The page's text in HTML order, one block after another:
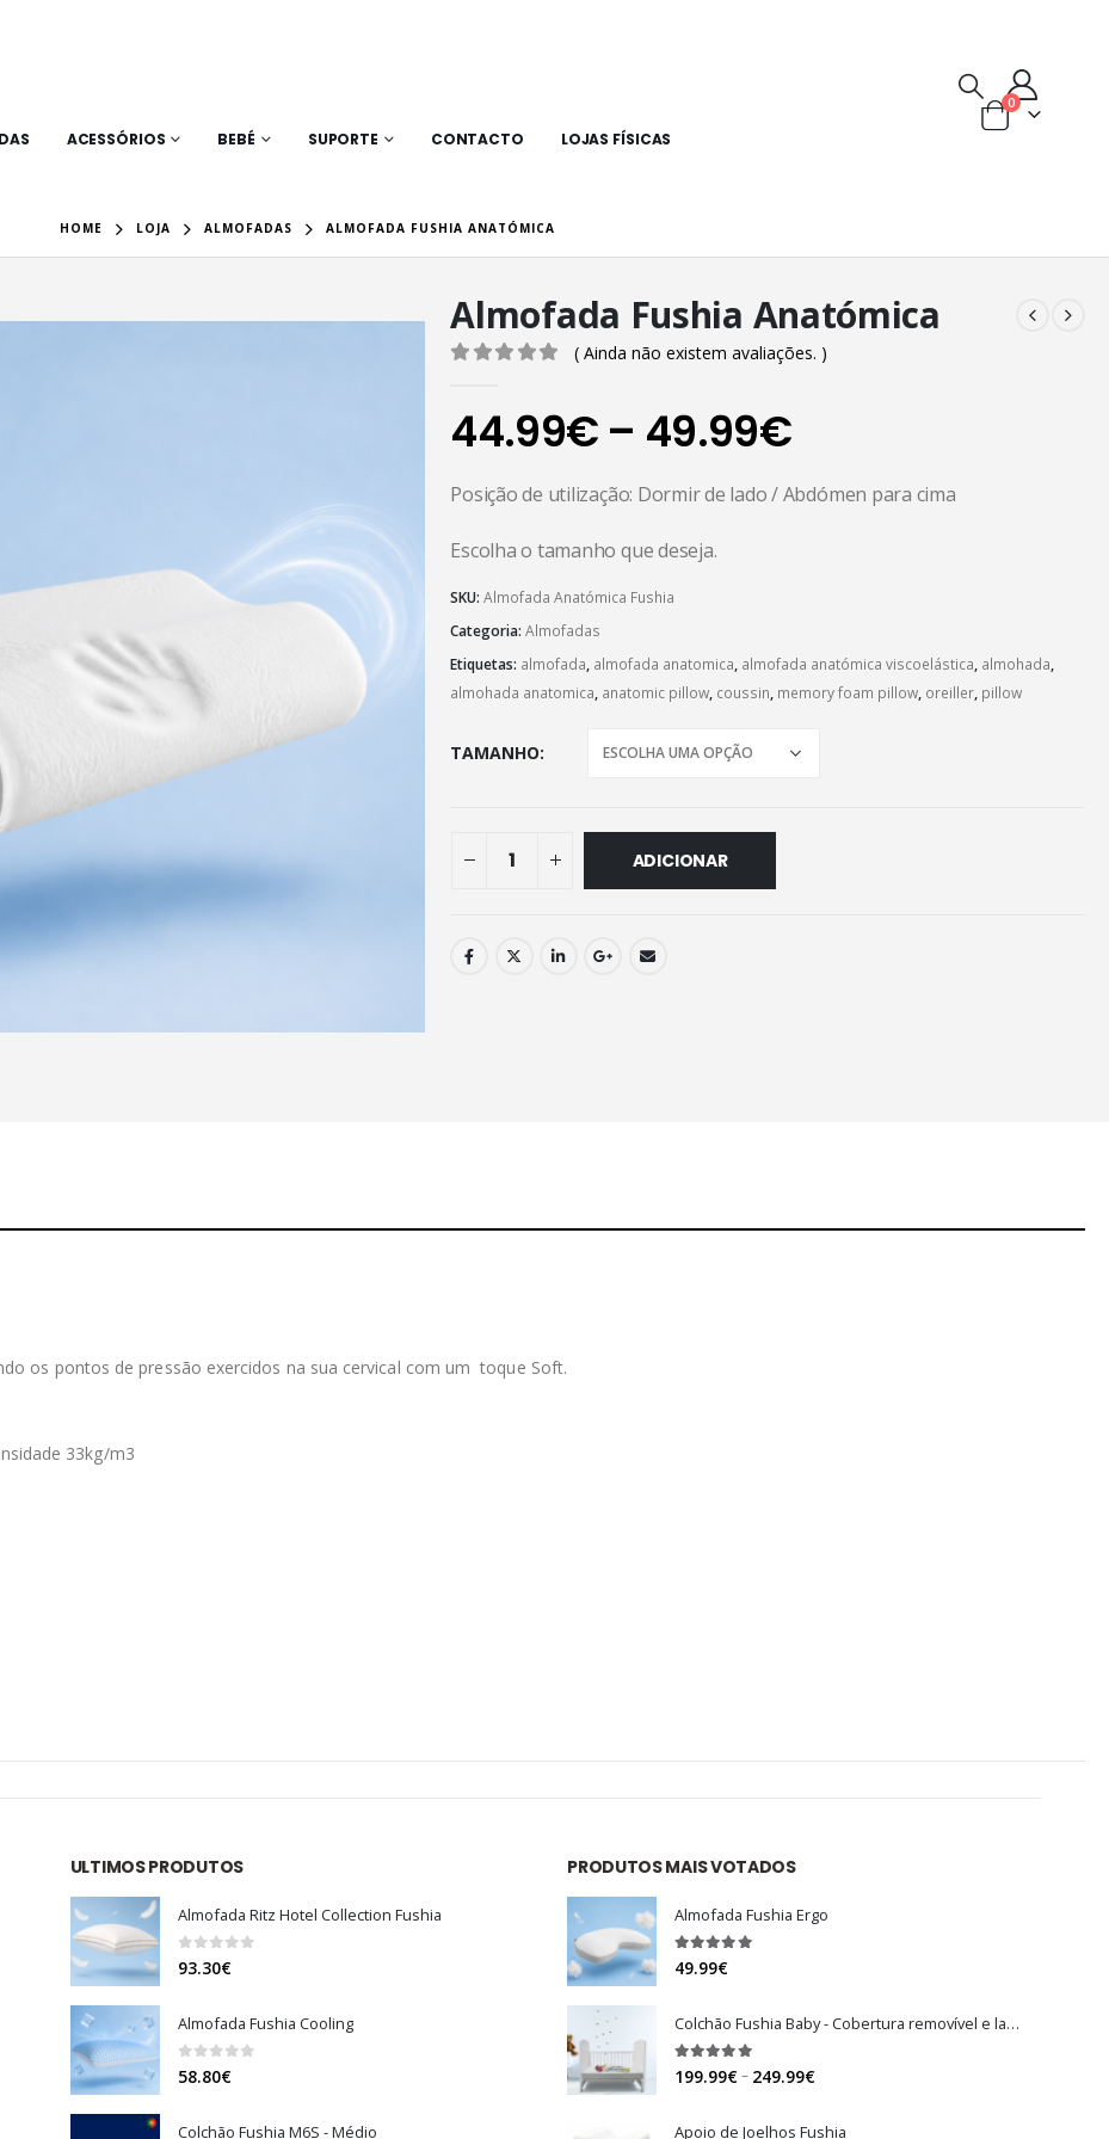
ACESSÓRIOS BEBÉ SUPORTE CONTACTO LOJAS FÍSICAS
0
HOME LOJA ALMOFADAS ALMOFADA FUSHIA ANATÓMICA
Almofada Fushia Anatómica
( Ainda não existem avaliações. )
44.99€ – 49.99€Price
range:
44.99€
Posição de utilização: Dormir de lado / Abdómen para cima
Escolha o tamanho que deseja.
SKU:Almofada Anatómica Fushia
Categoria:Almofadas
Etiquetas: almofada, almofada anatomica, almofada anatómica viscoelástica, almohada,
almohada anatomica, anatomic pillow, coussin, memory foam pillow, oreiller, pillow
TAMANHO
ADICIONAR
os pontos de pressão exercidos na sua cervical com um toque Soft.
33kg/m3
ULTIMOS PRODUTOS
Almofada Ritz Hotel Collection Fushia
0out of 5
93.30€
Almofada Fushia Cooling
0out of 5
58.80€
Colchão Fushia M6S - Médio
PRODUTOS MAIS VOTADOS
Almofada Fushia Ergo
5.00out of 5
49.99€
Colchão Fushia Baby - Cobertura removível e lavável
5.00out of 5
199.99€– 249.99€Price
199.99€
Apoio de Joelhos Fushia